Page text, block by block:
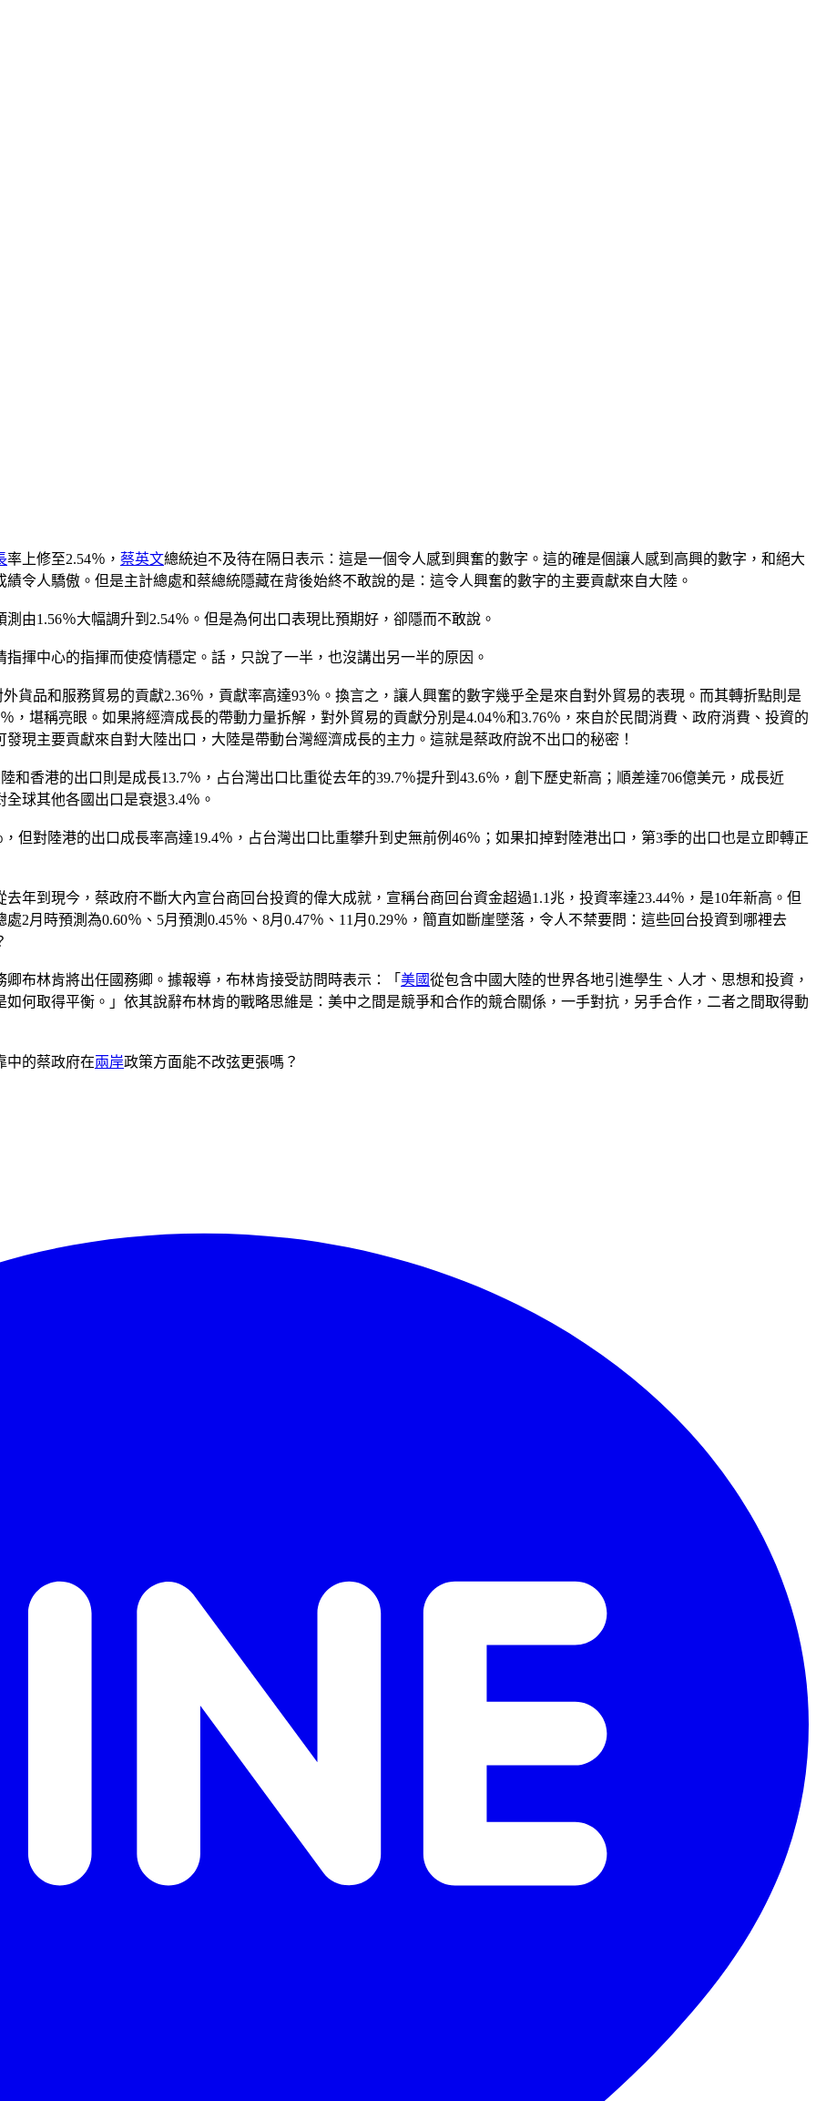
率上修至2.54％， 蔡英文總統迫不及待在隔日表示：這是一個令人感到興奮的數字。這的確是個讓人感到高興的數字，和絕大
令人驕傲。但是主計總處和蔡總統隱藏在背後始終不敢說的是：這令人興奮的數字的主要貢獻來自大陸。
由1.56％大幅調升到2.54％。但是為何出口表現比預期好，卻隱而不敢說。
揮中心的指揮而使疫情穩定。話，只說了一半，也沒講出另一半的原因。
貨品和服務貿易的貢獻2.36％，貢獻率高達93％。換言之，讓人興奮的數字幾乎全是來自對外貿易的表現。而其轉折點則是
，堪稱亮眼。如果將經濟成長的帶動力量拆解，對外貿易的貢獻分別是4.04％和3.76％，來自於民間消費、政府消費、投資的
現主要貢獻來自對大陸出口，大陸是帶動台灣經濟成長的主力。這就是蔡政府說不出口的秘密！
和香港的出口則是成長13.7％，占台灣出口比重從去年的39.7％提升到43.6％，創下歷史新高；順差達706億美元，成長近
球其他各國出口是衰退3.4％。
但對陸港的出口成長率高達19.4％，占台灣出口比重攀升到史無前例46％；如果扣掉對陸港出口，第3季的出口也是立即轉正
年到現今，蔡政府不斷大內宣台商回台投資的偉大成就，宣稱台商回台資金超過1.1兆，投資率達23.44％，是10年新高。但
2月時預測為0.60％、5月預測0.45％、8月0.47％、11月0.29％，簡直如斷崖墜落，令人不禁要問：這些回台投資到哪裡去
布林肯將出任國務卿。據報導，布林肯接受訪問時表示：「 美國從包含中國大陸的世界各地引進學生、人才、思想和投資，
何取得平衡。」依其說辭布林肯的戰略思維是：美中之間是競爭和合作的競合關係，一手對抗，另手合作，二者之間取得動
中的蔡政府在兩岸政策方面能不改弦更張嗎？